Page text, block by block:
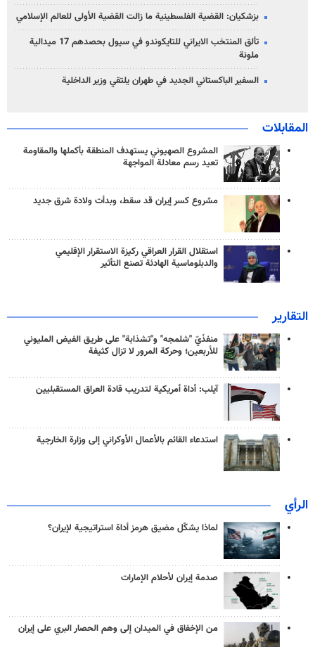
بزشكيان: القضية الفلسطينية ما زالت القضية الأولى للعالم الإسلامي
تألق المنتخب الايراني للتايكوندو في سيول بحصدهم 17 ميدالية
ملونة
السفير الباكستاني الجديد في طهران يلتقي وزير الداخلية
المقابلات
المشروع الصهيوني يستهدف المنطقة بأكملها والمقاومة
تعيد رسم معادلة المواجهة
مشروع كسر إيران قد سقط، وبدأت ولادة شرق جديد
استقلال القرار العراقي ركيزة الاستقرار الإقليمي
والدبلوماسية الهادئة تصنع التأثير
التقارير
منفذَيّ "شلمجه" و"تشذابة" على طريق الفيض المليوني
للأربعين؛ وحركة المرور لا تزال كثيفة
آيلب: أداة أمريكية لتدريب قادة العراق المستقبليين
استدعاء القائم بالأعمال الأوكراني إلى وزارة الخارجية
الرأي
لماذا يشكّل مضيق هرمز أداة استراتيجية لإيران؟
صدمة إيران لأحلام الإمارات
من الإخفاق في الميدان إلى وهم الحصار البري على إيران